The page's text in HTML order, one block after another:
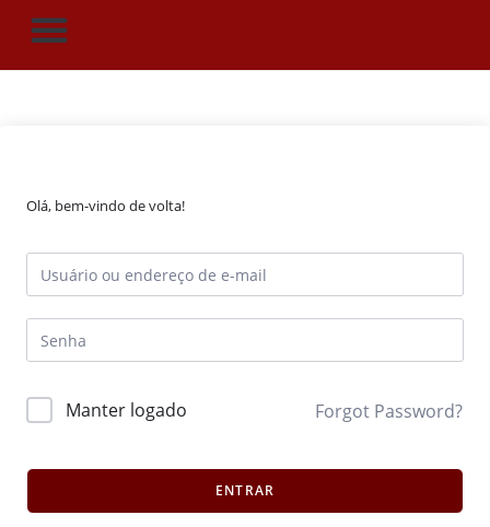
Olá, bem-vindo de volta!
Manter logado Forgot Password?
ENTRAR